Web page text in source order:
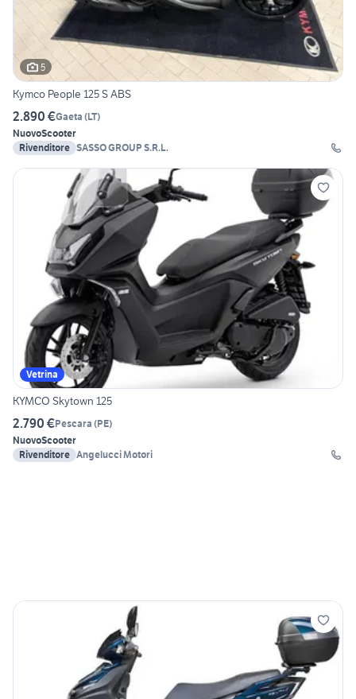
5
Kymco People 125 S ABS
2.890 €Gaeta (LT)
NuovoScooter
Rivenditore SASSO GROUP S.R.L.
Vetrina
KYMCO Skytown 125
2.790 €Pescara (PE)
NuovoScooter
Rivenditore Angelucci Motori